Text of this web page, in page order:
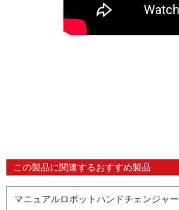
この製品に関連するおすすめ製品
マニュアルロボットハンドチェンジャー